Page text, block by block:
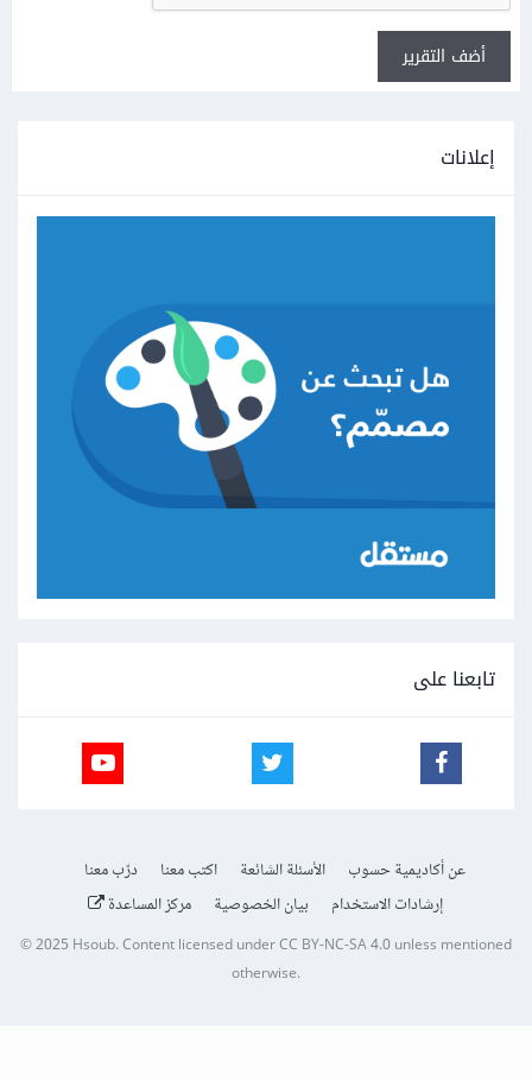
أضف التقرير
إعلانات
تابعنا على
عن أكاديمية حسوب الأسئلة الشائعة اكتب معنا
درّب معنا
إرشادات الاستخدام
بيان الخصوصية مركز المساعدة
© 2025 Hsoub.Content licensed underCC BY-NC-SA 4.0unless mentioned
otherwise.